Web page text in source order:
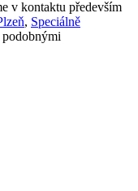
v kontaktu především
, Speciálně